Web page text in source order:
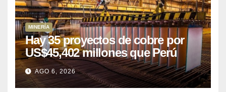
MINERÍA
Hay 35 proyectos de cobre por
US$45,402 millones que Perú
puede aprovechar
AGO 6, 2026